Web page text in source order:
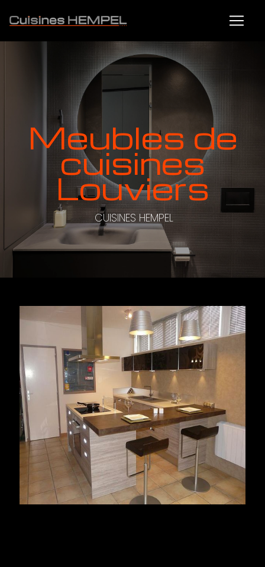
meubles de
cuisines
Louviers
CUISINES HEMPEL